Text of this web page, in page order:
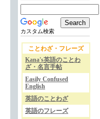
カスタム検索
ことわざ・フレーズ
Kana's英語のことわ
ざ・名言手帖
Easily Confused
English
英語のことわざ
英語のフレーズ